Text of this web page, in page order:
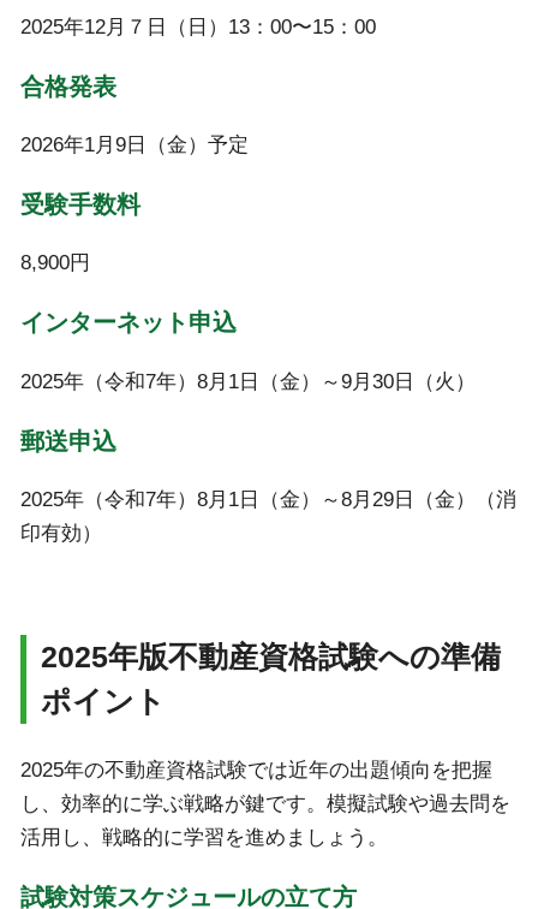
2025年12月７日（日）13：00〜15：00
合格発表
2026年1月9日（金）予定
受験手数料
8,900円
インターネット申込
2025年（令和7年）8月1日（金）～9月30日（火）
郵送申込
2025年（令和7年）8月1日（金）～8月29日（金）（消
印有効）
2025年版不動産資格試験への準備
ポイント
2025年の不動産資格試験では近年の出題傾向を把握
し、効率的に学ぶ戦略が鍵です。模擬試験や過去問を
活用し、戦略的に学習を進めましょう。
試験対策スケジュールの立て方